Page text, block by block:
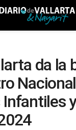
da la
y